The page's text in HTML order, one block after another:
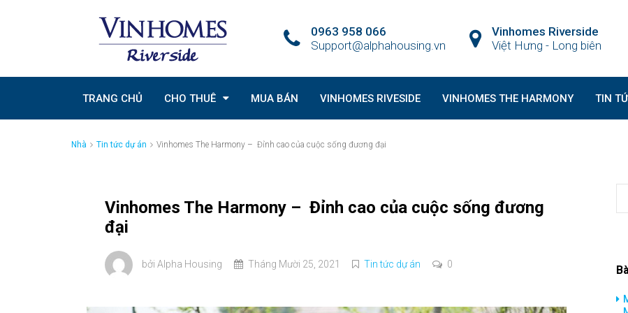
Vinhomes Riverside
Việt Hưng - Long biên
0963 958 066
Support@alphahousing.vn
TRANG CHỦ CHO THUÊ MUA BÁN VINHOMES RIVESIDE VINHOMES THE HARMONY TIN
Nhà Tin tức dự án Vinhomes The Harmony – Đỉnh cao của cuộc sống đương đại
Vinhomes The Harmony – Đỉnh cao của cuộc sống đương
đại
bởi Alpha Housing Tháng Mười 25, 2021 Tin tức dự án 0